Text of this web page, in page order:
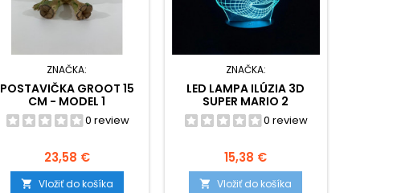
ZNAČKA:
POSTAVIČKA GROOT 15
CM - MODEL 1
0 review
Cena
23,58 €
 Vložiť do košíka
ZNAČKA:
LED LAMPA ILÚZIA 3D
SUPER MARIO 2
0 review
Cena
15,38 €
 Vložiť do košíka